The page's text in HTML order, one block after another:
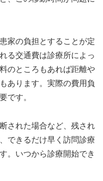
家の負担とすることが定
る交通費は診療所によっ
のところもあれば距離や
あります。実際の費用負
です。
された場合など、残され
できるだけ早く訪問診療
。いつから診療開始でき